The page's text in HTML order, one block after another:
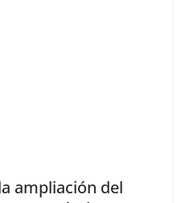
ampliación del